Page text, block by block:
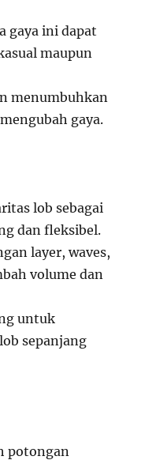
gaya ini dapat
maupun
menumbuhkan
gaya.
lob sebagai
dan fleksibel.
layer, waves,
volume dan
untuk
sepanjang
potongan